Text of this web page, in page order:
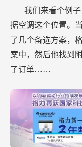
我们来看个例
据空调这个位置。
了几个备选方案，
案中，然后他找到
了订单……